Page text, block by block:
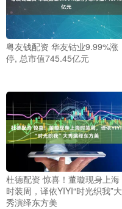
粤友钱配资 华友钴业9.99%涨
停, 总市值745.45亿元
杜德配资 惊喜！董璇现身上海
时装周，译依YIYI“时光织我”大
秀演绎东方美